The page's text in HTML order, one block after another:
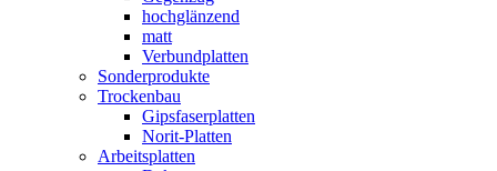
hochglänzend
matt
Verbundplatten
Sonderprodukte
Trockenbau
Gipsfaserplatten
Norit-Platten
Arbeitsplatten